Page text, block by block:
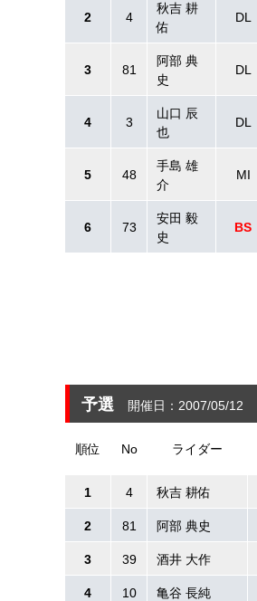
2 4
秋吉 耕
佑
DL
3 81
阿部 典
史
DL
4 3
山口 辰
也
DL
5 48
手島 雄
介
MI
6 73
安田 毅
史
BS
予選 開催日：2007/05/12
順位 No ライダー
1 4 秋吉 耕佑
2 81 阿部 典史
3 39 酒井 大作
4 10 亀谷 長純